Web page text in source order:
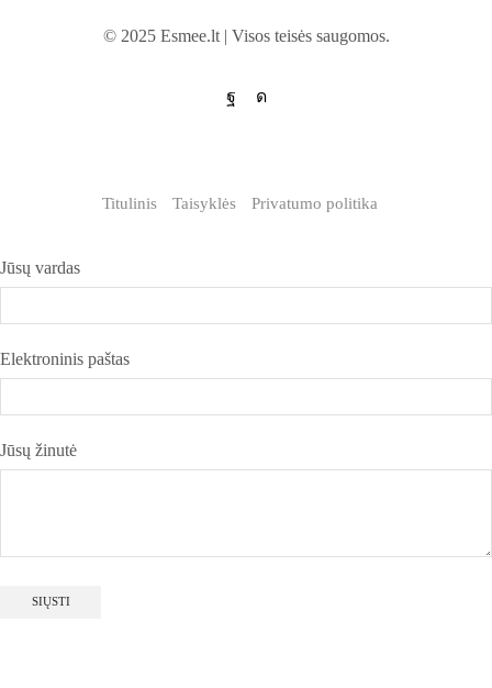
© 2025 Esmee.lt | Visos teisės saugomos.
Titulinis Taisyklės Privatumo politika
Jūsų vardas
Elektroninis paštas
Jūsų žinutė